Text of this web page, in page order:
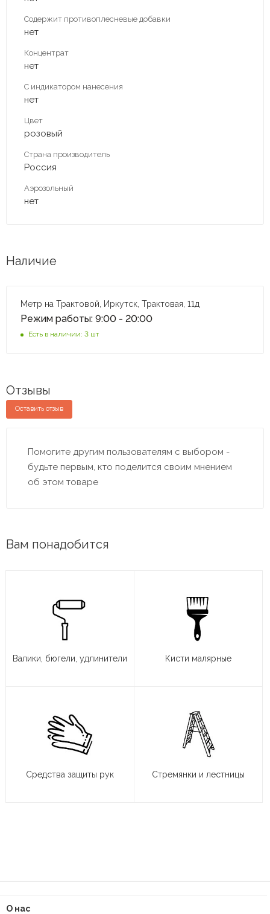
Содержит противоплесневые добавки
нет
Концентрат
нет
С индикатором нанесения
нет
Цвет
розовый
Страна производитель
Россия
Аэрозольный
нет
Наличие
Метр на Трактовой, Иркутск, Трактовая, 11д
Режим работы: 9:00 - 20:00
Есть в наличии: 3 шт
Отзывы
Оставить отзыв
Помогите другим пользователям с выбором -
будьте первым, кто поделится своим мнением
об этом товаре
Вам понадобится
Валики, бюгели, удлинители Кисти малярные
Средства защиты рук Стремянки и лестницы
О нас